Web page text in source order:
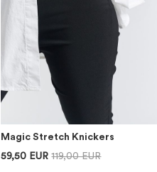
Magic Stretch Knickers
59,50 EUR 119,00 EUR